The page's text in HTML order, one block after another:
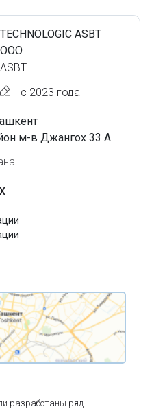
TECHNOLOGIC ASBT
OOO
ASBT
с 2023 года
м-в Джангох 33 А
разработаны ряд